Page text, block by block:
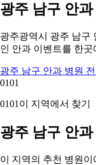
광주 남구 안과
광주광역시 광주 남구
인 안과 이벤트를 한
광주 남구 안과 병원 전
0101
0101 이 지역에서 찾기
광주 남구 안과
이 지역의 추천 병원이